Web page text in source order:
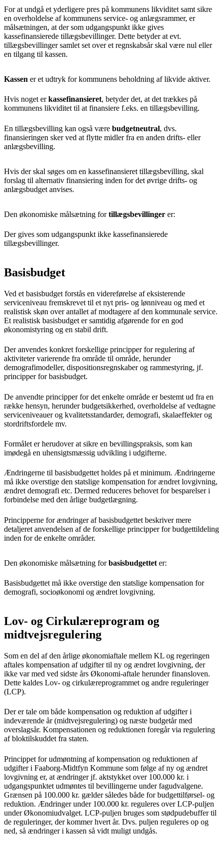
For at undgå et yderligere pres på kommunens likviditet samt sikre
en overholdelse af kommunens service- og anlægsrammer, er
målsætningen, at der som udgangspunkt ikke gives
kassefinansierede tillægsbevillinger. Dette betyder at evt.
tillægsbevillinger samlet set over et regnskabsår skal være nul eller
en tilgang til kassen.
Kassen er et udtryk for kommunens beholdning af likvide aktiver.
Hvis noget erkassefinansieret, betyder det, at det trækkes på
kommunens likviditet til at finansiere f.eks. en tillægsbevilling.
En tillægsbevilling kan også være budgetneutral, dvs.
finansieringen sker ved at flytte midler fra en anden drifts- eller
anlægsbevilling.
Hvis der skal søges om en kassefinansieret tillægsbevilling, skal
forslag til alternativ finansiering inden for det øvrige drifts- og
anlægsbudget anvises.
Den økonomiske målsætning fortillægsbevillinger er:
Der gives som udgangspunkt ikke kassefinansierede
tillægsbevillinger.
Basisbudget
Ved et basisbudget forstås en videreførelse af eksisterende
serviceniveau fremskrevet til et nyt pris- og lønniveau og med et
realistisk skøn over antallet af modtagere af den kommunale service.
Et realistisk basisbudget er samtidig afgørende for en god
økonomistyring og en stabil drift.
Der anvendes konkret forskellige principper for regulering af
aktiviteter varierende fra område til område, herunder
demografimodeller, dispositionsregnskaber og rammestyring, jf.
principper for basisbudget.
De anvendte principper for det enkelte område er bestemt ud fra en
række hensyn, herunder budgetsikkerhed, overholdelse af vedtagne
serviceniveauer og kvalitetsstandarder, demografi, skalaeffekter og
stordriftsfordele mv.
Formålet er herudover at sikre en bevillingspraksis, som kan
imødegå en uhensigtsmæssig udvikling i udgifterne.
Ændringerne til basisbudgettet holdes på et minimum. Ændringerne
må ikke overstige den statslige kompensation for ændret lovgivning,
ændret demografi etc. Dermed reduceres behovet for besparelser i
forbindelse med den årlige budgetlægning.
Principperne for ændringer af basisbudgettet beskriver mere
detaljeret anvendelsen af de forskellige principper for budgettildeling
inden for de enkelte områder.
Den økonomiske målsætning forbasisbudgettet er:
Basisbudgettet må ikke overstige den statslige kompensation for
demografi, socioøkonomi og ændret lovgivning.
Lov- og Cirkulæreprogram og
midtvejsregulering
Som en del af den årlige økonomiaftale mellem KL og regeringen
aftales kompensation af udgifter til ny og ændret lovgivning, der
ikke var med ved sidste års Økonomi-aftale herunder finansloven.
Dette kaldes Lov- og cirkulæreprogrammet og andre reguleringer
(LCP).
Der er tale om både kompensation og reduktion af udgifter i
indeværende år (midtvejsregulering) og næste budgetår med
overslagsår. Kompensationen og reduktionen foregår via regulering
af bloktilskuddet fra staten.
Princippet for udmøntning af kompensation og reduktionen af
udgifter i Faaborg-Midtfyn Kommune som følge af ny og ændret
lovgivning er, at ændringer jf. aktstykket over 100.000 kr. i
udgangspunktet udmøntes til bevillingerne under fagudvalgene.
Grænsen på 100.000 kr. gælder således både for budgettilførsel- og
reduktion. Ændringer under 100.000 kr. reguleres over LCP-puljen
under Økonomiudvalget. LCP-puljen bruges som stødpudebuffer til
de reguleringer, der kommer hvert år. Dvs. puljen reguleres op og
ned, så ændringer i kassen så vidt muligt undgås.